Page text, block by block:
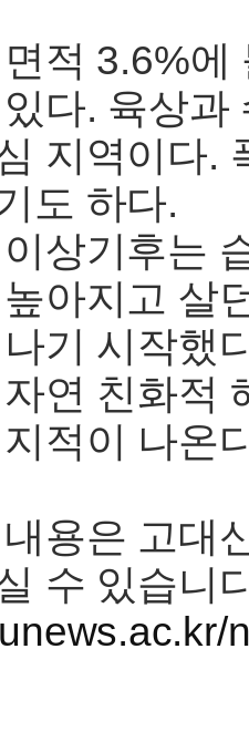
적 3.6%
다. 육상
지역이다.
도 하다.
상기후는
아지고 살
기 시작했
연 친화적
적이 나온
용은 고대
수 있습니